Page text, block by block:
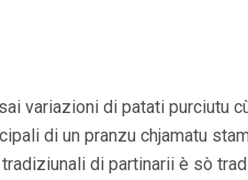
variazioni di patati purciutu
di un pranzu chjamatu
di partinarii è sò